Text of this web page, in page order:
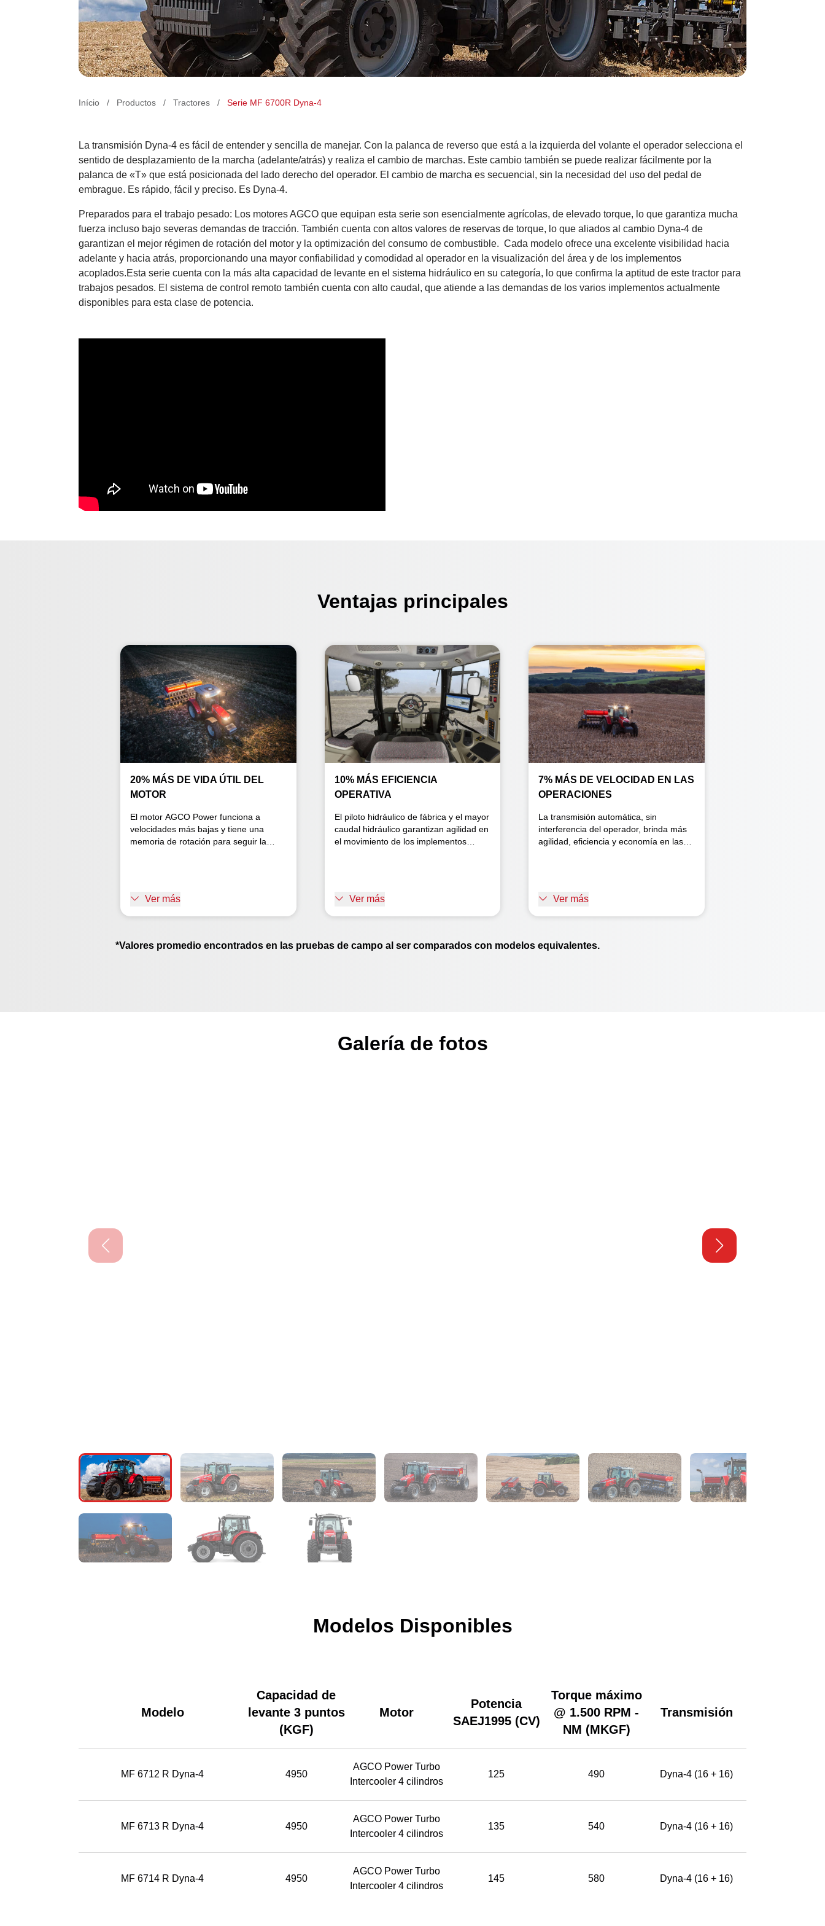
DETENDRÁ
Conozca el MF 6700 R
Dyna-4
Início / Productos / Tractores / Serie MF 6700R Dyna-4
La transmisión Dyna-4 es fácil de entender y sencilla de manejar. Con la palanca de reverso que está a la izquierda del volante el operador selecciona el
sentido de desplazamiento de la marcha (adelante/atrás) y realiza el cambio de marchas. Este cambio también se puede realizar fácilmente por la
palanca de «T» que está posicionada del lado derecho del operador. El cambio de marcha es secuencial, sin la necesidad del uso del pedal de
embrague. Es rápido, fácil y preciso. Es Dyna-4.
Preparados para el trabajo pesado: Los motores AGCO que equipan esta serie son esencialmente agrícolas, de elevado torque, lo que garantiza mucha
fuerza incluso bajo severas demandas de tracción. También cuenta con altos valores de reservas de torque, lo que aliados al cambio Dyna-4 de
garantizan el mejor régimen de rotación del motor y la optimización del consumo de combustible. Cada modelo ofrece una excelente visibilidad hacia
adelante y hacia atrás, proporcionando una mayor confiabilidad y comodidad al operador en la visualización del área y de los implementos
acoplados.Esta serie cuenta con la más alta capacidad de levante en el sistema hidráulico en su categoría, lo que confirma la aptitud de este tractor para
trabajos pesados. El sistema de control remoto también cuenta con alto caudal, que atiende a las demandas de los varios implementos actualmente
disponibles para esta clase de potencia.
Ventajas principales
20% MÁS DE VIDA ÚTIL DEL
MOTOR
El motor AGCO Power funciona a
velocidades más bajas y tiene una
memoria de rotación para seguir la
innecesarios. Inversión que dura más.
Ver más
10% MÁS EFICIENCIA
OPERATIVA
El piloto hidráulico de fábrica y el mayor
caudal hidráulico garantizan agilidad en
el movimiento de los implementos
más tiempo.
Ver más
7% MÁS DE VELOCIDAD EN LAS
OPERACIONES
La transmisión automática, sin
interferencia del operador, brinda más
agilidad, eficiencia y economía en las
Ver más
*Valores promedio encontrados en las pruebas de campo al ser comparados con modelos equivalentes.
Galería de fotos
Modelos Disponibles
Modelo
Capacidad de
levante 3 puntos
(KGF)
Motor
Potencia
SAEJ1995 (CV)
Torque máximo
@ 1.500 RPM -
NM (MKGF)
Transmisión
MF 6712 R Dyna-4 4950
AGCO Power Turbo
Intercooler 4 cilindros
125 490 Dyna-4 (16 + 16)
MF 6713 R Dyna-4 4950
AGCO Power Turbo
Intercooler 4 cilindros
135 540 Dyna-4 (16 + 16)
MF 6714 R Dyna-4 4950
AGCO Power Turbo
Intercooler 4 cilindros
145 580 Dyna-4 (16 + 16)